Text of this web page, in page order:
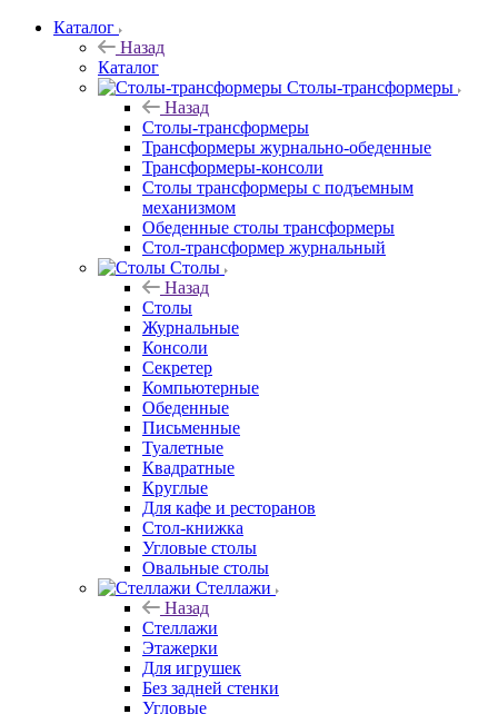
Каталог
Назад
Каталог
Столы-трансформеры
Назад
Столы-трансформеры
Трансформеры журнально-обеденные
Трансформеры-консоли
Столы трансформеры с подъемным
механизмом
Обеденные столы трансформеры
Стол-трансформер журнальный
Столы
Назад
Столы
Журнальные
Консоли
Секретер
Компьютерные
Обеденные
Письменные
Туалетные
Квадратные
Круглые
Для кафе и ресторанов
Стол-книжка
Угловые столы
Овальные столы
Стеллажи
Назад
Стеллажи
Этажерки
Для игрушек
Без задней стенки
Угловые